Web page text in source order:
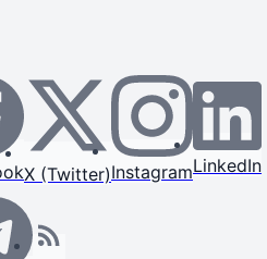
X (Twitter)InstagramLinkedIn